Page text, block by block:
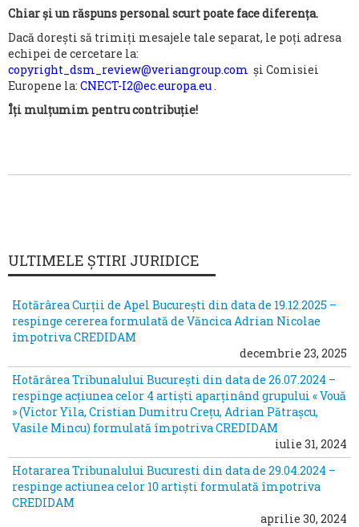
Chiar și un răspuns personal scurt poate face diferența.
Dacă dorești să trimiți mesajele tale separat, le poți adresa
echipei de cercetare la:
copyright_dsm_review@veriangroup.com și Comisiei
Europene la: CNECT-I2@ec.europa.eu.
Îți mulțumim pentru contribuție!
ULTIMELE ȘTIRI JURIDICE
Hotărârea Curții de Apel București din data de 19.12.2025 –
respinge cererea formulată de Văncica Adrian Nicolae
împotriva CREDIDAM
decembrie 23, 2025
Hotărârea Tribunalului București din data de 26.07.2024 –
respinge acțiunea celor 4 artiști aparținând grupului « Vouă
» (Victor Yila, Cristian Dumitru Crețu, Adrian Pătrașcu,
Vasile Mincu) formulată împotriva CREDIDAM
iulie 31, 2024
Hotararea Tribunalului Bucuresti din data de 29.04.2024 –
respinge actiunea celor 10 artiști formulată împotriva
CREDIDAM
aprilie 30, 2024